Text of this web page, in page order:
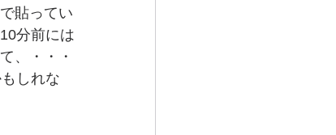
貼ってい
分前には
、・・・
しれな